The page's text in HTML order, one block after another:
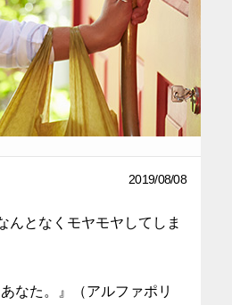
2019/08/08
んとなくモヤモヤしてしま
なた。』（アルファポリ